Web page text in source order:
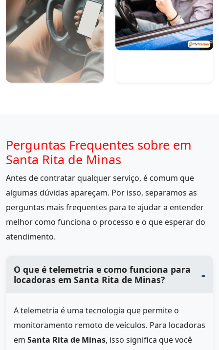
Perguntas Frequentes sobre em
Santa Rita de Minas
Antes de contratar qualquer serviço, é comum que
algumas dúvidas apareçam. Por isso, separamos as
perguntas mais frequentes para te ajudar a entender
melhor como funciona o processo e o que esperar do
atendimento.
O que é telemetria e como funciona para
locadoras em Santa Rita de Minas?
A telemetria é uma tecnologia que permite o
monitoramento remoto de veículos. Para locadoras
em Santa Rita de Minas, isso significa que você